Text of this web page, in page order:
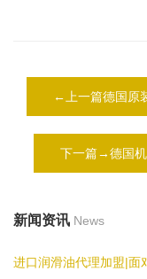
←上一篇德国原
下一篇→德国机
新闻资讯 News
进口润滑油代理加盟|面